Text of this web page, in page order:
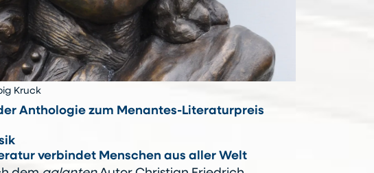
Kruck
Anthologie zum Menantes-Literaturpreis
verbindet Menschen aus aller Welt